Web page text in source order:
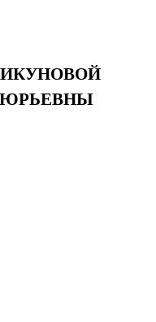
ДИКУНОВОЙ